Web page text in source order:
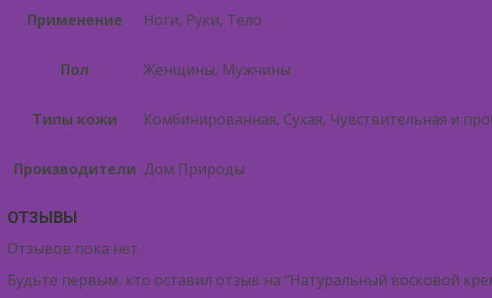
Применение Ноги, Руки, Тело
Пол Женщины, Мужчины
Типы кожи Комбинированная, Сухая, Чувствительная и
Производители Дом Природы
ОТЗЫВЫ
Отзывов пока нет.
Будьте первым, кто оставил отзыв на “Натуральный восковой